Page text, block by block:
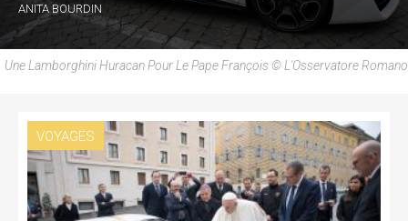
ANITA BOURDIN
Une Lamborghini Huracan Pour Le Pape François © L'Osservatore Romano
VOYAGES